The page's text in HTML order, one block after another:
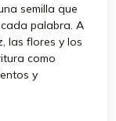
semilla que
palabra. A
las flores y los
como
y